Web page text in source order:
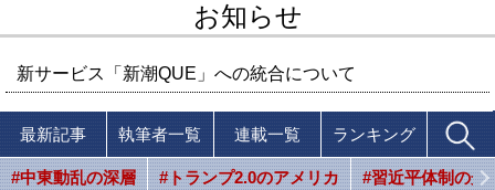
お知らせ
新サービス「新潮QUE」への統合について
最新記事 執筆者一覧 連載一覧 ランキング
#中東動乱の深層 #トランプ2.0のアメリカ #習近平体制の光